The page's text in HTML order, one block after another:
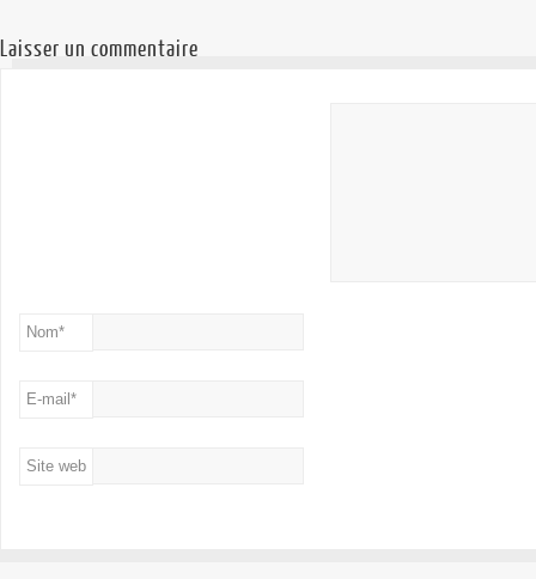
Laisser un commentaire
Nom*
E-mail*
Site web